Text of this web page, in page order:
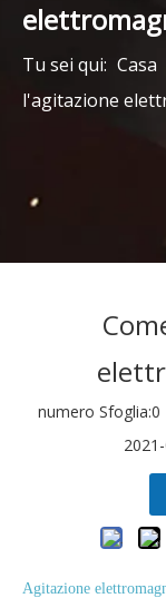
Tu sei qui: Casa
l'agitazione
numero Sfoglia:0
Agitazione